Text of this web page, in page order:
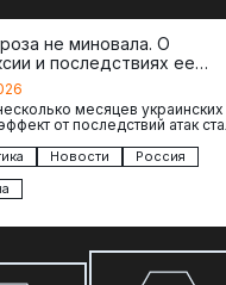
не миновала. О
и последствиях ее
месяцев украинских
от последствий атак
розничной торговли не…
Новости
Россия